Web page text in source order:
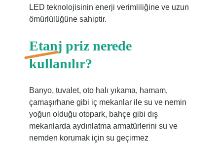
LED teknolojisinin enerji verimliliğine ve uzun
ömürlülüğüne sahiptir.
Etanj priz nerede
kullanılır?
Banyo, tuvalet, oto halı yıkama, hamam,
çamaşırhane gibi iç mekanlar ile su ve nemin
yoğun olduğu otopark, bahçe gibi dış
mekanlarda aydınlatma armatürlerini su ve
nemden korumak için su geçirmez